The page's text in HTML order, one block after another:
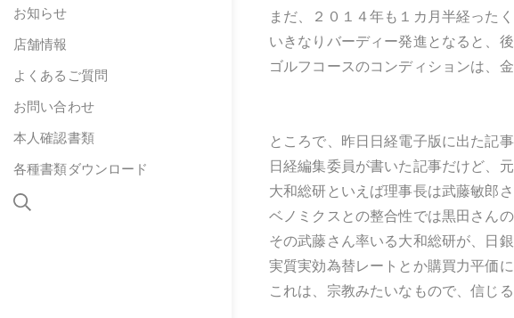
お知らせ
店舗情報
よくあるご質問
お問い合わせ
本人確認書類
各種書類ダウンロード
まだ、２０１４年も１カ月半経った
いきなりバーディー発進となると、
ゴルフコースのコンディションは、
ところで、昨日日経電子版に出た記
日経編集委員が書いた記事だけど、
大和総研といえば理事長は武藤敏郎
ベノミクスとの整合性では黒田さん
その武藤さん率いる大和総研が、日
実質実効為替レートとか購買力平価
これは、宗教みたいなもので、信じ